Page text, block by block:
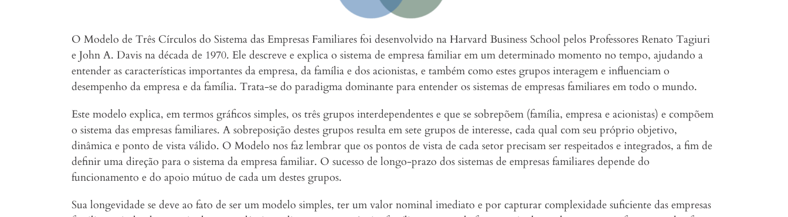
O Modelo de Três Círculos do Sistema das Empresas Familiares foi desenvolvido na Harvard Business School pelos Professores Renato Tagiuri
e John A. Davis na década de 1970. Ele descreve e explica o sistema de empresa familiar em um determinado momento no tempo, ajudando a
entender as características importantes da empresa, da família e dos acionistas, e também como estes grupos interagem e influenciam o
desempenho da empresa e da família. Trata-se do paradigma dominante para entender os sistemas de empresas familiares em todo o mundo.
Este modelo explica, em termos gráficos simples, os três grupos interdependentes e que se sobrepõem (família, empresa e acionistas) e compõem
o sistema das empresas familiares. A sobreposição destes grupos resulta em sete grupos de interesse, cada qual com seu próprio objetivo,
dinâmica e ponto de vista válido. O Modelo nos faz lembrar que os pontos de vista de cada setor precisam ser respeitados e integrados, a fim de
definir uma direção para o sistema da empresa familiar. O sucesso de longo-prazo dos sistemas de empresas familiares depende do
funcionamento e do apoio mútuo de cada um destes grupos.
Sua longevidade se deve ao fato de ser um modelo simples, ter um valor nominal imediato e por capturar complexidade suficiente das empresas